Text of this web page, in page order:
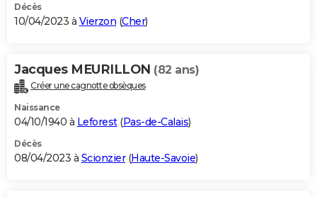
Décès
10/04/2023 à Vierzon (Cher)
Jacques MEURILLON (82 ans)
Créer une cagnotte obsèques
Naissance
04/10/1940 à Leforest(Pas-de-Calais)
Décès
08/04/2023 à Scionzier(Haute-Savoie)